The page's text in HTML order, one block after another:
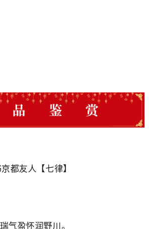
都友人【七律】
气盈怀润野川。